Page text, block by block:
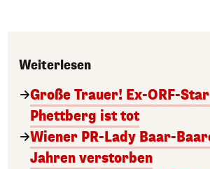
Weiterlesen
Große Trauer! Ex-ORF-
Phettberg ist tot
Wiener PR-Lady Baar-
Jahren verstorben